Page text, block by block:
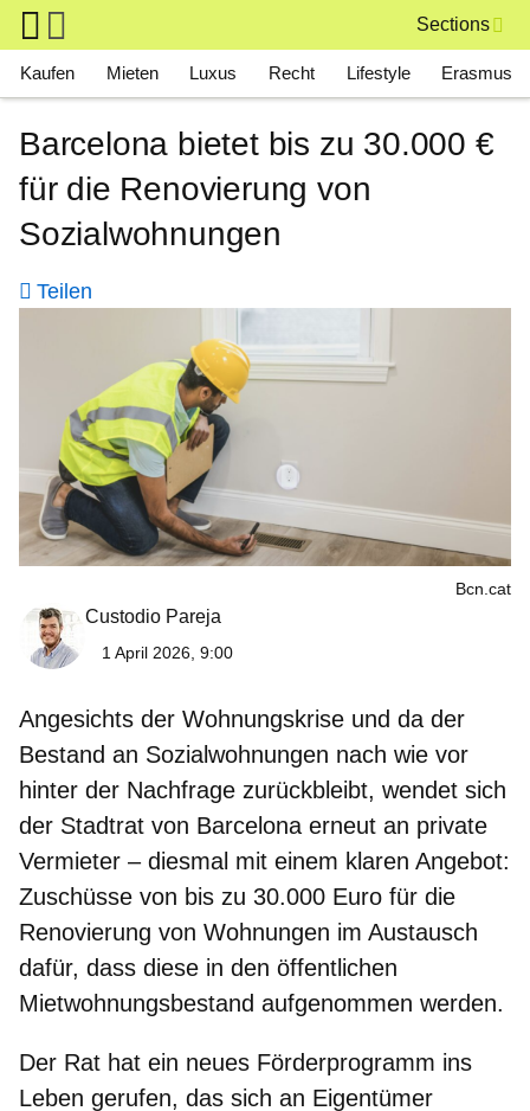
Skip to main content
Sections
Main navigation
Kaufen Mieten Luxus Recht Lifestyle Erasmus
Barcelona bietet bis zu 30.000 €
für die Renovierung von
Sozialwohnungen
Teilen
Bcn.cat
Custodio Pareja
1 April 2026, 9:00
Angesichts der Wohnungskrise und da der
Bestand an Sozialwohnungen nach wie vor
hinter der Nachfrage zurückbleibt, wendet sich
der Stadtrat von Barcelona erneut an private
Vermieter – diesmal mit einem klaren Angebot:
Zuschüsse von bis zu 30.000 Euro für die
Renovierung von Wohnungen im Austausch
dafür, dass diese in den öffentlichen
Mietwohnungsbestand aufgenommen werden.
Der Rat hat ein neues Förderprogramm ins
Leben gerufen, das sich an Eigentümer